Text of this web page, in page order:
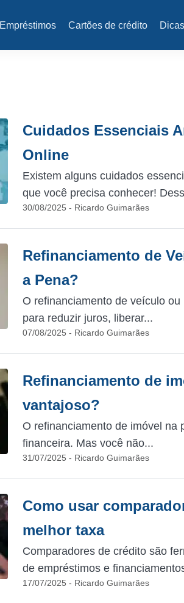
Empréstimos Cartões de crédito Dicas
Cuidados Essenciais
Online
Existem alguns cuidados
que você precisa conhecer!
30/08/2025 - Ricardo Guimarães
Refinanciamento de
a Pena?
O refinanciamento de veículo
para reduzir juros, liberar...
07/08/2025 - Ricardo Guimarães
Refinanciamento de
vantajoso?
O refinanciamento de imóvel na
financeira. Mas você não...
31/07/2025 - Ricardo Guimarães
Como usar
melhor taxa
Comparadores de crédito são
de empréstimos e
17/07/2025 - Ricardo Guimarães